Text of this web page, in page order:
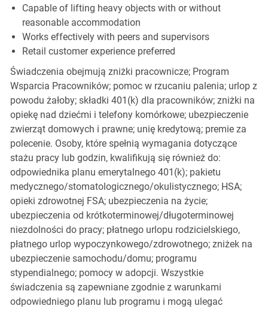
Capable of lifting heavy objects with or without
reasonable accommodation
Works effectively with peers and supervisors
Retail customer experience preferred
Świadczenia obejmują zniżki pracownicze; Program
Wsparcia Pracowników; pomoc w rzucaniu palenia; urlop z
powodu żałoby; składki 401(k) dla pracowników; zniżki na
opiekę nad dziećmi i telefony komórkowe; ubezpieczenie
zwierząt domowych i prawne; unię kredytową; premie za
polecenie. Osoby, które spełnią wymagania dotyczące
stażu pracy lub godzin, kwalifikują się również do:
odpowiednika planu emerytalnego 401(k); pakietu
medycznego/stomatologicznego/okulistycznego; HSA;
opieki zdrowotnej FSA; ubezpieczenia na życie;
ubezpieczenia od krótkoterminowej/długoterminowej
niezdolności do pracy; płatnego urlopu rodzicielskiego,
płatnego urlop wypoczynkowego/zdrowotnego; zniżek na
ubezpieczenie samochodu/domu; programu
stypendialnego; pomocy w adopcji. Wszystkie
świadczenia są zapewniane zgodnie z warunkami
odpowiedniego planu lub programu i mogą ulegać